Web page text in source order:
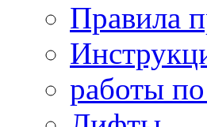
Правила
работы